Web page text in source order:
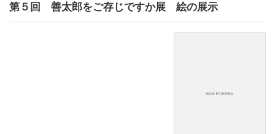
第５回 善太郎をご存じですか展 絵の展示